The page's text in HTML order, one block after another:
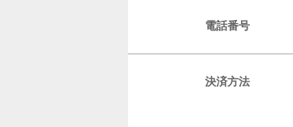
電話番号
決済方法